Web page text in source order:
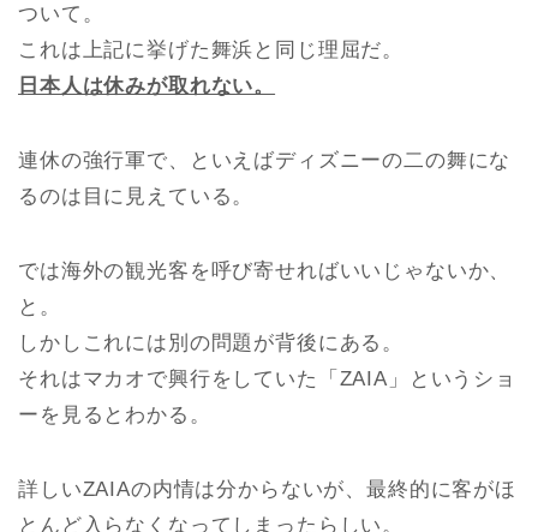
ついて。
これは上記に挙げた舞浜と同じ理屈だ。
日本人は休みが取れない。
連休の強行軍で、といえばディズニーの二の舞にな
るのは目に見えている。
では海外の観光客を呼び寄せればいいじゃないか、
と。
しかしこれには別の問題が背後にある。
それはマカオで興行をしていた「ZAIA」というショ
ーを見るとわかる。
詳しいZAIAの内情は分からないが、最終的に客がほ
とんど入らなくなってしまったらしい。